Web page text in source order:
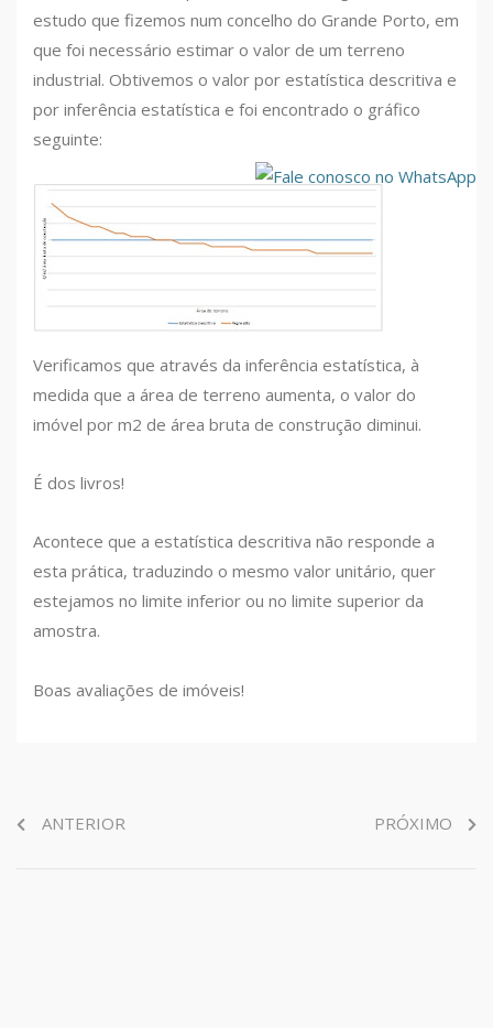
estudo que fizemos num concelho do Grande Porto, em
que foi necessário estimar o valor de um terreno
industrial. Obtivemos o valor por estatística descritiva e
por inferência estatística e foi encontrado o gráfico
seguinte:
Verificamos que através da inferência estatística, à
medida que a área de terreno aumenta, o valor do
imóvel por m2 de área bruta de construção diminui.
É dos livros!
Acontece que a estatística descritiva não responde a
esta prática, traduzindo o mesmo valor unitário, quer
estejamos no limite inferior ou no limite superior da
amostra.
Boas avaliações de imóveis!
ANTERIOR PRÓXIMO